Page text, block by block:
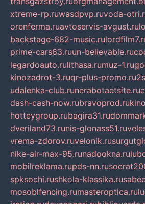
xtreme-rp.ruwasdpvp.ruvoda-
orenferma.ruavtoservis-avgust.ru
backstage-682-music.ru
prime-cars63.ruun-believable.ru
legardoauto.rulithasa.rumuz-1.ru
kinozadrot-3.ruqr-plus-promo.ru
udalenka-club.runerabotaetsite.ru
dash-cash-now.rubravoprod.ru
hotteygroup.rubagira31.ru
dveriland73.runis-glonass51.ru
vrema-zdorov.ruvelonik.ru
nike-air-max-95.runadookna.ru
mobilreklama.rupds-nn.ru
spksochi.rushkola-klassika.ru
mosoblfencing.rumasteroptica.ru